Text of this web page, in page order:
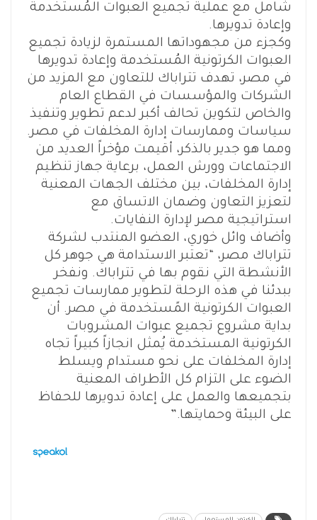
شامل مع عملية تجميع العبوات المُستخدمة
وإعادة تدويرها.
وكجزء من مجهوداتها المستمرة لزيادة تجميع
العبوات الكرتونية المُستخدمة وإعادة تدويرها
في مصر، تهدف تتراباك للتعاون مع المزيد من
الشركات والمؤسسات في القطاع العام
والخاص لتكوين تحالف أكبر لدعم تطوير وتنفيذ
سياسات وممارسات إدارة المخلفات في مصر.
ومما هو جدير بالذكر، أقيمت مؤخراً العديد من
الاجتماعات وورش العمل، برعاية جهاز تنظيم
إدارة المخلفات، بين مختلف الجهات المعنية
لتعزيز التعاون وضمان الاتساق مع
استراتيجية مصر لإدارة النفايات.
وأضاف وائل خوري، العضو المنتدب لشركة
تتراباك مصر، “تعتبر الاستدامة هي جوهر كل
الأنشطة التي نقوم بها في تتراباك. ونفخر
ببدئنا في هذه الرحلة لتطوير ممارسات تجميع
العبوات الكرتونية المًستخدمة في مصر. أن
بداية مشروع تجميع عبوات المشروبات
الكرتونية المستخدمة يُمثل انجازاً كبيراً تجاه
إدارة المخلفات على نحو مستدام ويسلط
الضوء على التزام كل الأطراف المعنية
بتجميعها والعمل على إعادة تدويرها للحفاظ
على البيئة وحمايتها.”